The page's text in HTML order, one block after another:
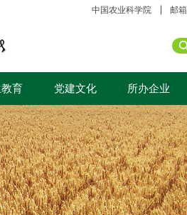
中国农业科学院 邮箱
育 党建文化 所办企业